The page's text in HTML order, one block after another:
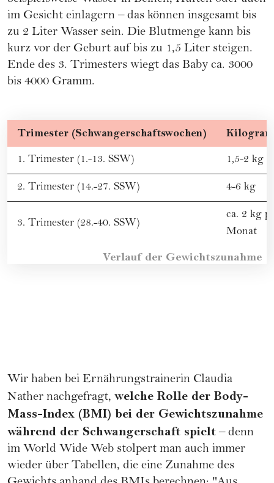
im Gesicht einlagern – das können insgesamt bis
zu 2 Liter Wasser sein. Die Blutmenge kann bis
kurz vor der Geburt auf bis zu 1,5 Liter steigen.
Ende des 3. Trimesters wiegt das Baby ca. 3000
bis 4000 Gramm.
Trimester (Schwangerschaftswochen)
1. Trimester (1.-13. SSW) 1,5-2 kg
2. Trimester (14.-27. SSW) 4-6 kg
3. Trimester (28.-40. SSW)
ca. 2 kg
Monat
Verlauf der Gewichtszunahme
Wir haben bei Ernährungstrainerin Claudia
Nather nachgefragt, welche Rolle der Body-
Mass-Index (BMI) bei der Gewichtszunahme
während der Schwangerschaft spielt– denn
im World Wide Web stolpert man auch immer
wieder über Tabellen, die eine Zunahme des